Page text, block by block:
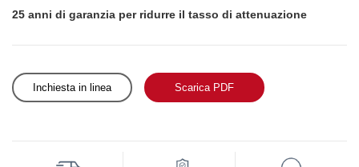
25 anni di garanzia per ridurre il tasso di attenuazione
Inchiesta in linea Scarica PDF